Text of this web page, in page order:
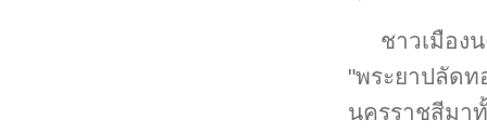
ชาวเมือง
"พระยาปลัด
นครราชสีมา